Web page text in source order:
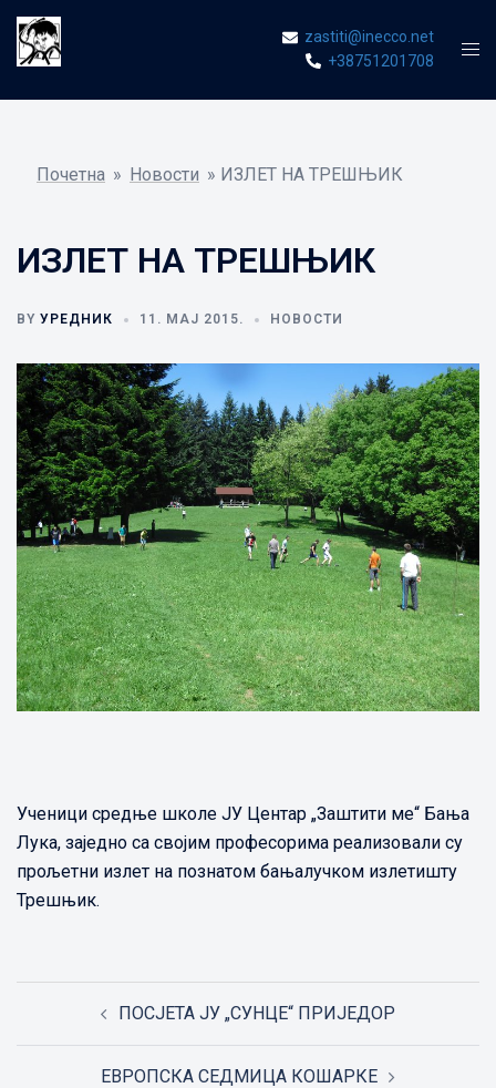
Skip
content
zastiti@inecco.net
+38751201708
Почетна » Новости » ИЗЛЕТ НА ТРЕШЊИК
ИЗЛЕТ НА ТРЕШЊИК
BY УРЕДНИК 11. МАЈ 2015. НОВОСТИ
Ученици средње школе ЈУ Центар „Заштити ме“ Бања
Лука, заједно са својим професорима реализовали су
прољетни излет на познатом бањалучком излетишту
Трешњик.
navigationПОСЈЕТА ЈУ „СУНЦЕ“ ПРИЈЕДОР
ЕВРОПСКА СЕДМИЦА КОШАРКЕ